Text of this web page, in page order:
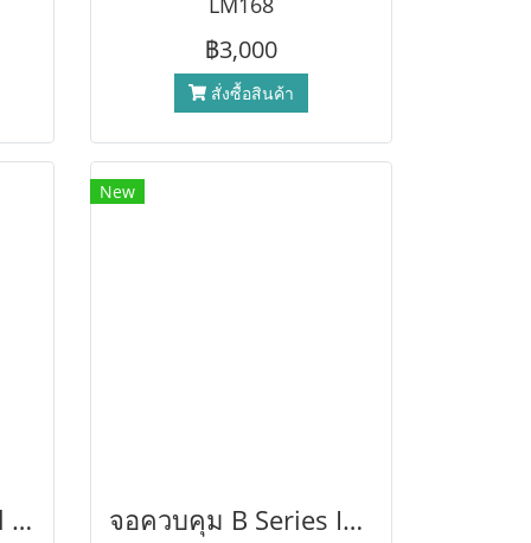
฿3,000
สั่งซื้อสินค้า
จอมอนิเตอร์ Haiwell ขนาด 15.6 นิ้ว
New
จอควบคุม B Series IoT Cloud HMI หน้าจอสัมผัสเชื่อมต่อและควบคุมผ่าน Haiwell Cloud และแอปพลิเคชันมือถือ